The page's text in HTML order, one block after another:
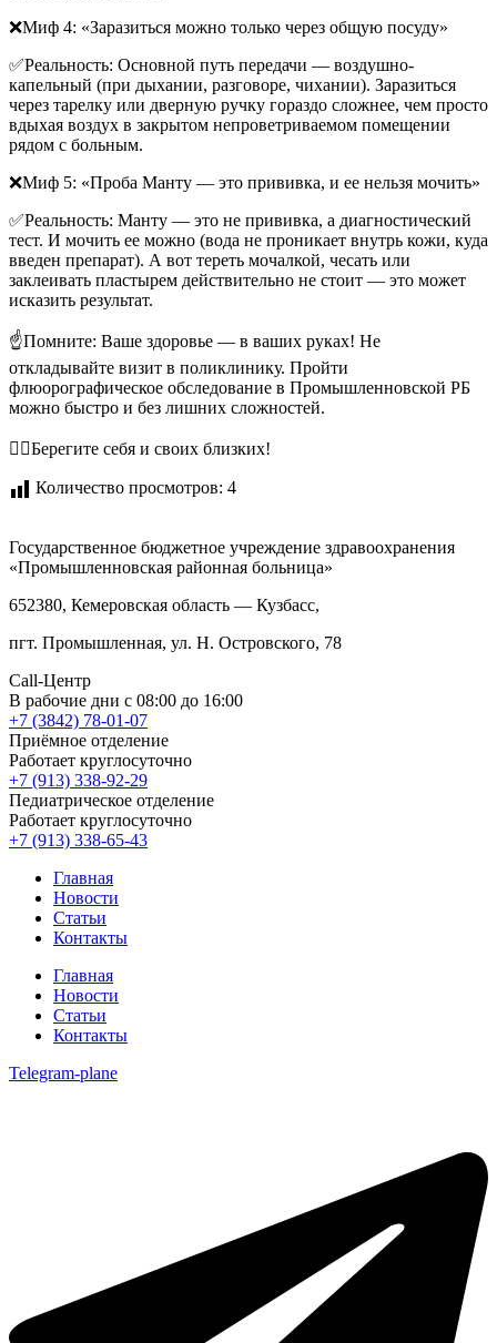
❌Миф 4: «Заразиться можно только через общую посуду»
✅Реальность: Основной путь передачи — воздушно-
капельный (при дыхании, разговоре, чихании). Заразиться
через тарелку или дверную ручку гораздо сложнее, чем просто
вдыхая воздух в закрытом непроветриваемом помещении
рядом с больным.
❌Миф 5: «Проба Манту — это прививка, и ее нельзя мочить»
✅Реальность: Манту — это не прививка, а диагностический
тест. И мочить ее можно (вода не проникает внутрь кожи, куда
введен препарат). А вот тереть мочалкой, чесать или
заклеивать пластырем действительно не стоит — это может
исказить результат.
☝️Помните: Ваше здоровье — в ваших руках! Не
откладывайте визит в поликлинику. Пройти
флюорографическое обследование в Промышленновской РБ
можно быстро и без лишних сложностей.
❤️‍🔥Берегите себя и своих близких!
Количество просмотров: 4
Государственное бюджетное учреждение здравоохранения
«Промышленновская районная больница»
652380, Кемеровская область — Кузбасс,
пгт. Промышленная, ул. Н. Островского, 78
Call-Центр
В рабочие дни с 08:00 до 16:00
+7 (3842) 78-01-07
Приёмное отделение
Работает круглосуточно
+7 (913) 338-92-29
Педиатрическое отделение
Работает круглосуточно
+7 (913) 338-65-43
Главная
Новости
Статьи
Контакты
Главная
Новости
Статьи
Контакты
Telegram-plane